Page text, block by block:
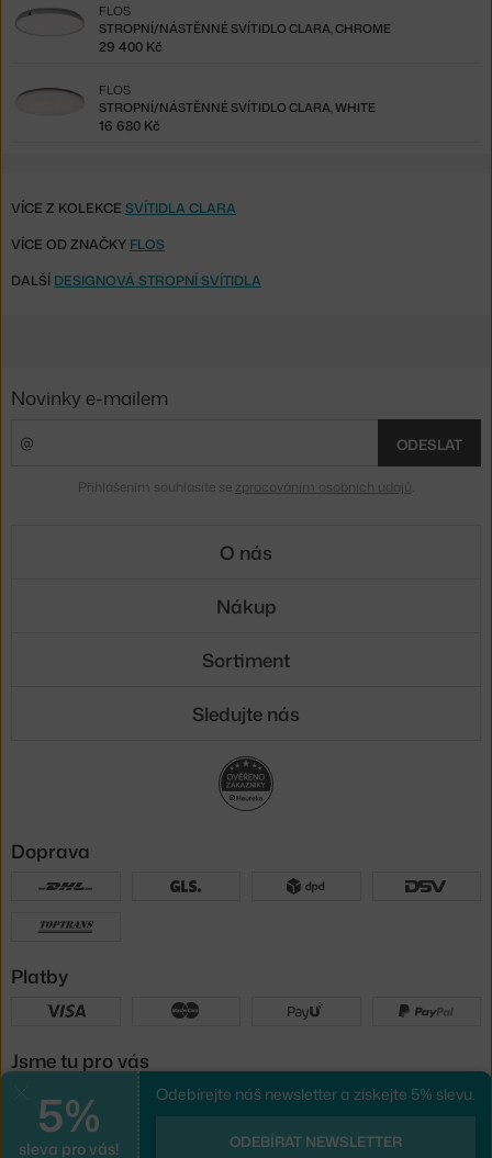
STROPNÍ/NÁSTĚNNÉ SVÍTIDLO CLARA, CHROME
FLOS
29 400 Kč
STROPNÍ/NÁSTĚNNÉ SVÍTIDLO CLARA, WHITE
FLOS
16 680 Kč
VÍCE Z KOLEKCE SVÍTIDLA CLARA
VÍCE OD ZNAČKY FLOS
DALŠÍ DESIGNOVÁ STROPNÍ SVÍTIDLA
5%
sleva pro vás!
Odebírejte náš newsletter a získejte 5% slevu.
ODEBÍRAT NEWSLETTER
Novinky e-mailem
ODESLAT
Přihlášením souhlasíte se zpracováním osobních údajů
O nás
Nákup
Sortiment
Sledujte nás
Doprava
Platby
Jsme tu pro vás
e-shop na míruod